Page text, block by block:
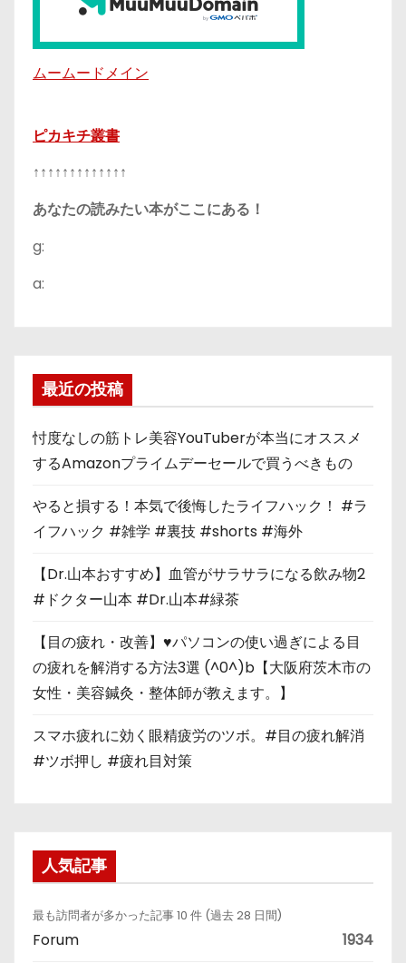
ムームードメイン
ピカキチ叢書
↑↑↑↑↑↑↑↑↑↑↑↑↑
あなたの読みたい本がここにある！
g:
a:
最近の投稿
忖度なしの筋トレ美容YouTuberが本当にオススメ
するAmazonプライムデーセールで買うべきもの
やると損する！本気で後悔したライフハック！ #ラ
イフハック #雑学 #裏技 #shorts #海外
【Dr.山本おすすめ】血管がサラサラになる飲み物2
#ドクター山本 #Dr.山本#緑茶
【目の疲れ・改善】♥パソコンの使い過ぎによる目
の疲れを解消する方法3選 (^0^)b【大阪府茨木市の
女性・美容鍼灸・整体師が教えます。】
スマホ疲れに効く眼精疲労のツボ。#目の疲れ解消
#ツボ押し #疲れ目対策
人気記事
最も訪問者が多かった記事 10 件 (過去 28 日間)
Forum 1934